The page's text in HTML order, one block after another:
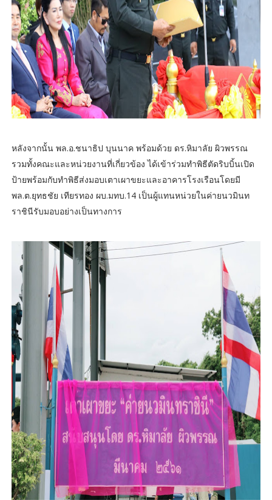
หลังจากนั้น พล.อ.ชนาธิป บุนนาค พร้อมด้วย ดร.หิมาลัย ผิวพรรณ
รวมทั้งคณะและหน่วยงานที่เกี่ยวข้อง ได้เข้าร่วมทำพิธีตัดริบบิ้นเปิด
ป้ายพร้อมกับทำพิธีส่งมอบเตาเผาขยะและอาคารโรงเรือนโดยมี
พล.ต.ยุทธชัย เทียรทอง ผบ.มทบ.14 เป็นผู้แทนหน่วยในค่ายนวมินท
ราชินีรับมอบอย่างเป็นทางการ